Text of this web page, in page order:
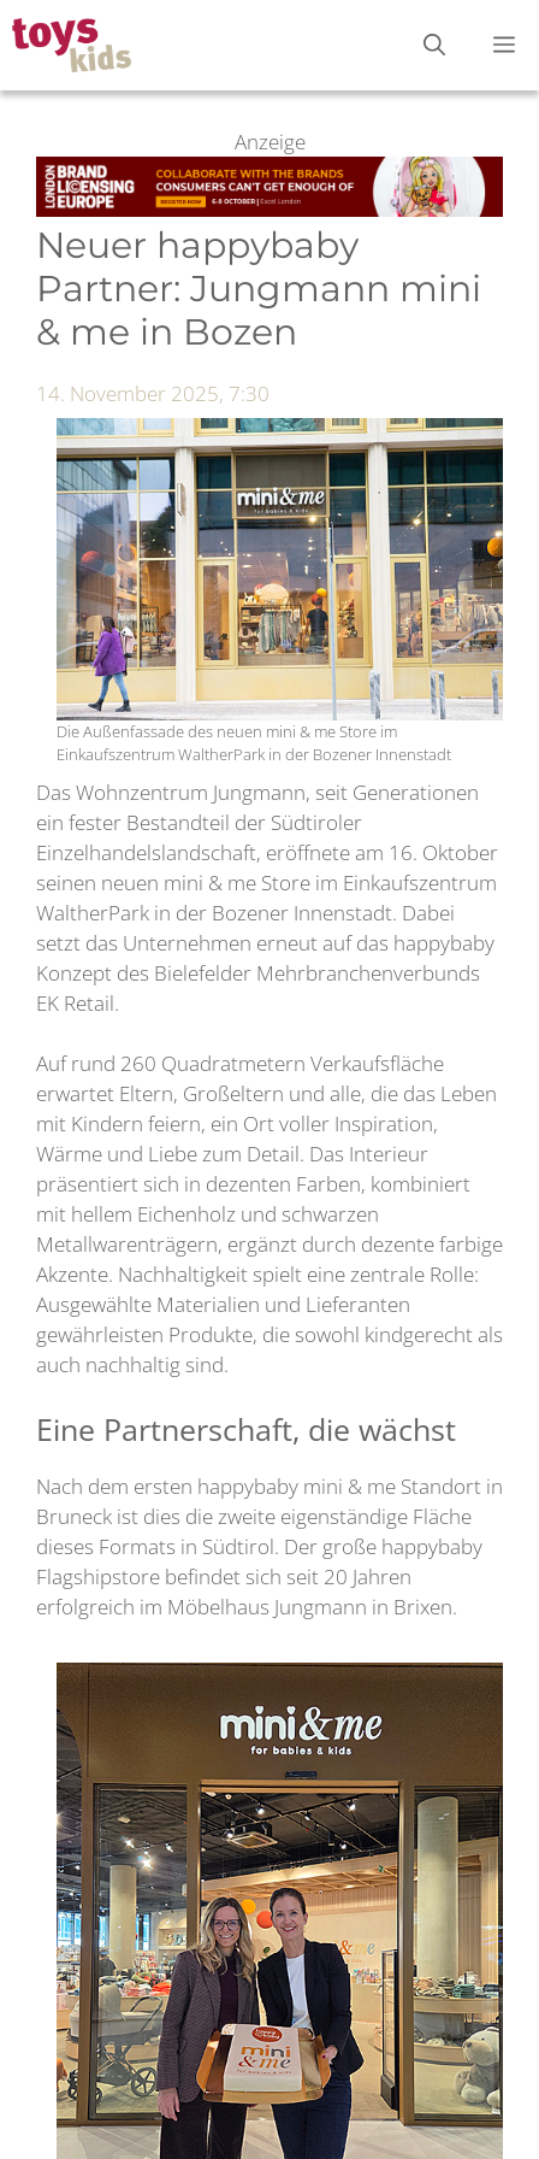
Zum
Inhalt
springen
Anzeige
Neuer happybaby
Partner: Jungmann mini
& me in Bozen
14. November 2025, 7:30
Die Außenfassade des neuen mini & me Store im
Einkaufszentrum WaltherPark in der Bozener Innenstadt
Das Wohnzentrum Jungmann, seit Generationen
ein fester Bestandteil der Südtiroler
Einzelhandelslandschaft, eröffnete am 16. Oktober
seinen neuen mini & me Store im Einkaufszentrum
WaltherPark in der Bozener Innenstadt. Dabei
setzt das Unternehmen erneut auf das happybaby
Konzept des Bielefelder Mehrbranchenverbunds
EK Retail.
Auf rund 260 Quadratmetern Verkaufsfläche
erwartet Eltern, Großeltern und alle, die das Leben
mit Kindern feiern, ein Ort voller Inspiration,
Wärme und Liebe zum Detail. Das Interieur
präsentiert sich in dezenten Farben, kombiniert
mit hellem Eichenholz und schwarzen
Metallwarenträgern, ergänzt durch dezente farbige
Akzente. Nachhaltigkeit spielt eine zentrale Rolle:
Ausgewählte Materialien und Lieferanten
gewährleisten Produkte, die sowohl kindgerecht als
auch nachhaltig sind.
Eine Partnerschaft, die wächst
Nach dem ersten happybaby mini & me Standort in
Bruneck ist dies die zweite eigenständige Fläche
dieses Formats in Südtirol. Der große happybaby
Flagshipstore befindet sich seit 20 Jahren
erfolgreich im Möbelhaus Jungmann in Brixen.